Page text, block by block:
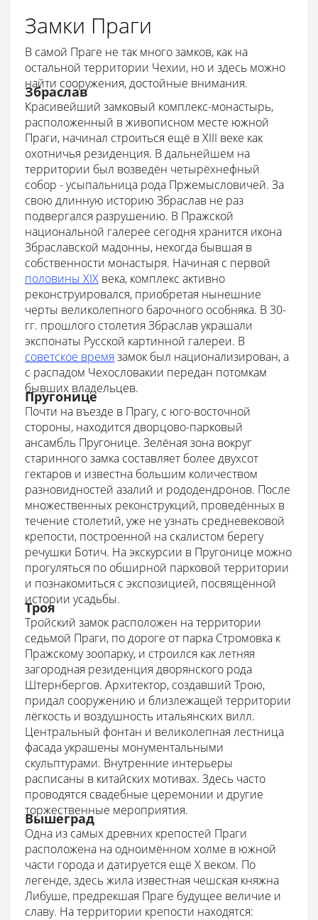
Замки Праги
В самой Праге не так много замков, как на
остальной территории Чехии, но и здесь можно
найти сооружения, достойные внимания.
Збраслав
Красивейший замковый комплекс-монастырь,
расположенный в живописном месте южной
Праги, начинал строиться ещё в XIII веке как
охотничья резиденция. В дальнейшем на
территории был возведён четырёхнефный
собор - усыпальница рода Пржемысловичей. За
свою длинную историю Збраслав не раз
подвергался разрушению. В Пражской
национальной галерее сегодня хранится икона
Збраславской мадонны, некогда бывшая в
собственности монастыря. Начиная с первой
половины XIX века, комплекс активно
реконструировался, приобретая нынешние
черты великолепного барочного особняка. В 30-
гг. прошлого столетия Збраслав украшали
экспонаты Русской картинной галереи. В
советское время замок был национализирован, а
с распадом Чехословакии передан потомкам
бывших владельцев.
Пругонице
Почти на въезде в Прагу, с юго-восточной
стороны, находится дворцово-парковый
ансамбль Пругонице. Зелёная зона вокруг
старинного замка составляет более двухсот
гектаров и известна большим количеством
разновидностей азалий и рододендронов. После
множественных реконструкций, проведённых в
течение столетий, уже не узнать средневековой
крепости, построенной на скалистом берегу
речушки Ботич. На экскурсии в Пругонице можно
прогуляться по обширной парковой территории
и познакомиться с экспозицией, посвящённой
истории усадьбы.
Троя
Тройский замок расположен на территории
седьмой Праги, по дороге от парка Стромовка к
Пражскому зоопарку, и строился как летняя
загородная резиденция дворянского рода
Штернбергов. Архитектор, создавший Трою,
придал сооружению и близлежащей территории
лёгкость и воздушность итальянских вилл.
Центральный фонтан и великолепная лестница
фасада украшены монументальными
скульптурами. Внутренние интерьеры
расписаны в китайских мотивах. Здесь часто
проводятся свадебные церемонии и другие
торжественные мероприятия.
Вышеград
Одна из самых древних крепостей Праги
расположена на одноимённом холме в южной
части города и датируется ещё X веком. По
легенде, здесь жила известная чешская княжна
Либуше, предрекшая Праге будущее величие и
славу. На территории крепости находятся: